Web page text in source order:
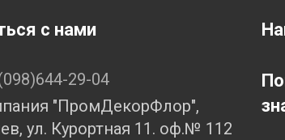
с нами
29-04
"ПромДекорФлор",
ул. Курортная 11. оф.№ 112